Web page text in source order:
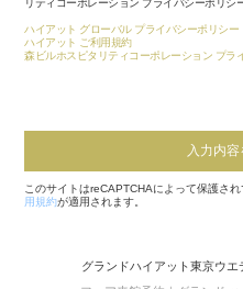
リティコーポレーション プライバシーポリシ
ハイアット グローバル プライバシーポリシー
ハイアット ご利用規約
森ビルホスピタリティコーポレーション プラ
入力内
このサイトはreCAPTCHAによって保護さ
用規約が適用されます。
グランドハイアット東京ウ